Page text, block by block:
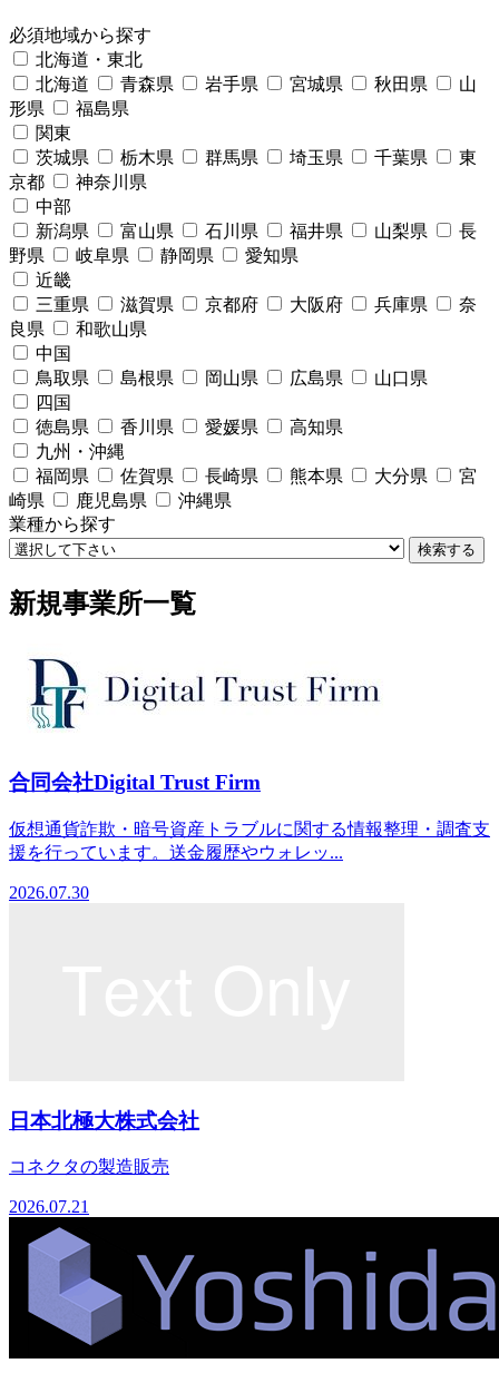
必須地域から探す
北海道・東北
北海道
青森県 岩手県 宮城県 秋田県
山
形県
福島県
関東
茨城県
栃木県 群馬県 埼玉県 千葉県
東
京都
神奈川県
中部
新潟県
富山県 石川県 福井県 山梨県
長
野県
岐阜県 静岡県
愛知県
近畿
三重県
滋賀県 京都府 大阪府 兵庫県
奈
良県
和歌山県
中国
鳥取県
島根県 岡山県 広島県
山口県
四国
徳島県
香川県 愛媛県
高知県
九州・沖縄
福岡県
佐賀県 長崎県 熊本県 大分県
宮
崎県
鹿児島県
沖縄県
業種から探す
検索する
新規事業所一覧
合同会社Digital Trust Firm
仮想通貨詐欺・暗号資産トラブルに関する情報整理・調査支
援を行っています。送金履歴やウォレッ...
2026.07.30
日本北極大株式会社
コネクタの製造販売
2026.07.21